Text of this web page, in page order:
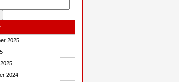
2025
2024